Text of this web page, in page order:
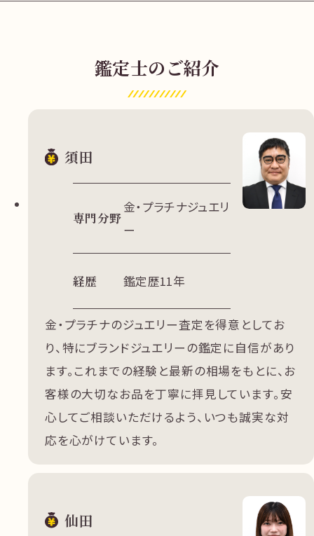
鑑定士のご紹介
須田
専門分野
金・プラチナジュエリ
ー
経歴 鑑定歴11年
金・プラチナのジュエリー査定を得意としてお
り、特にブランドジュエリーの鑑定に自信があり
ます。これまでの経験と最新の相場をもとに、お
客様の大切なお品を丁寧に拝見しています。安
心してご相談いただけるよう、いつも誠実な対
応を心がけています。
仙田